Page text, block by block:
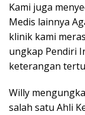
Kami juga
Medis lainnya
klinik kami
ungkap Pendiri
keterangan
Willy
salah satu Ahli